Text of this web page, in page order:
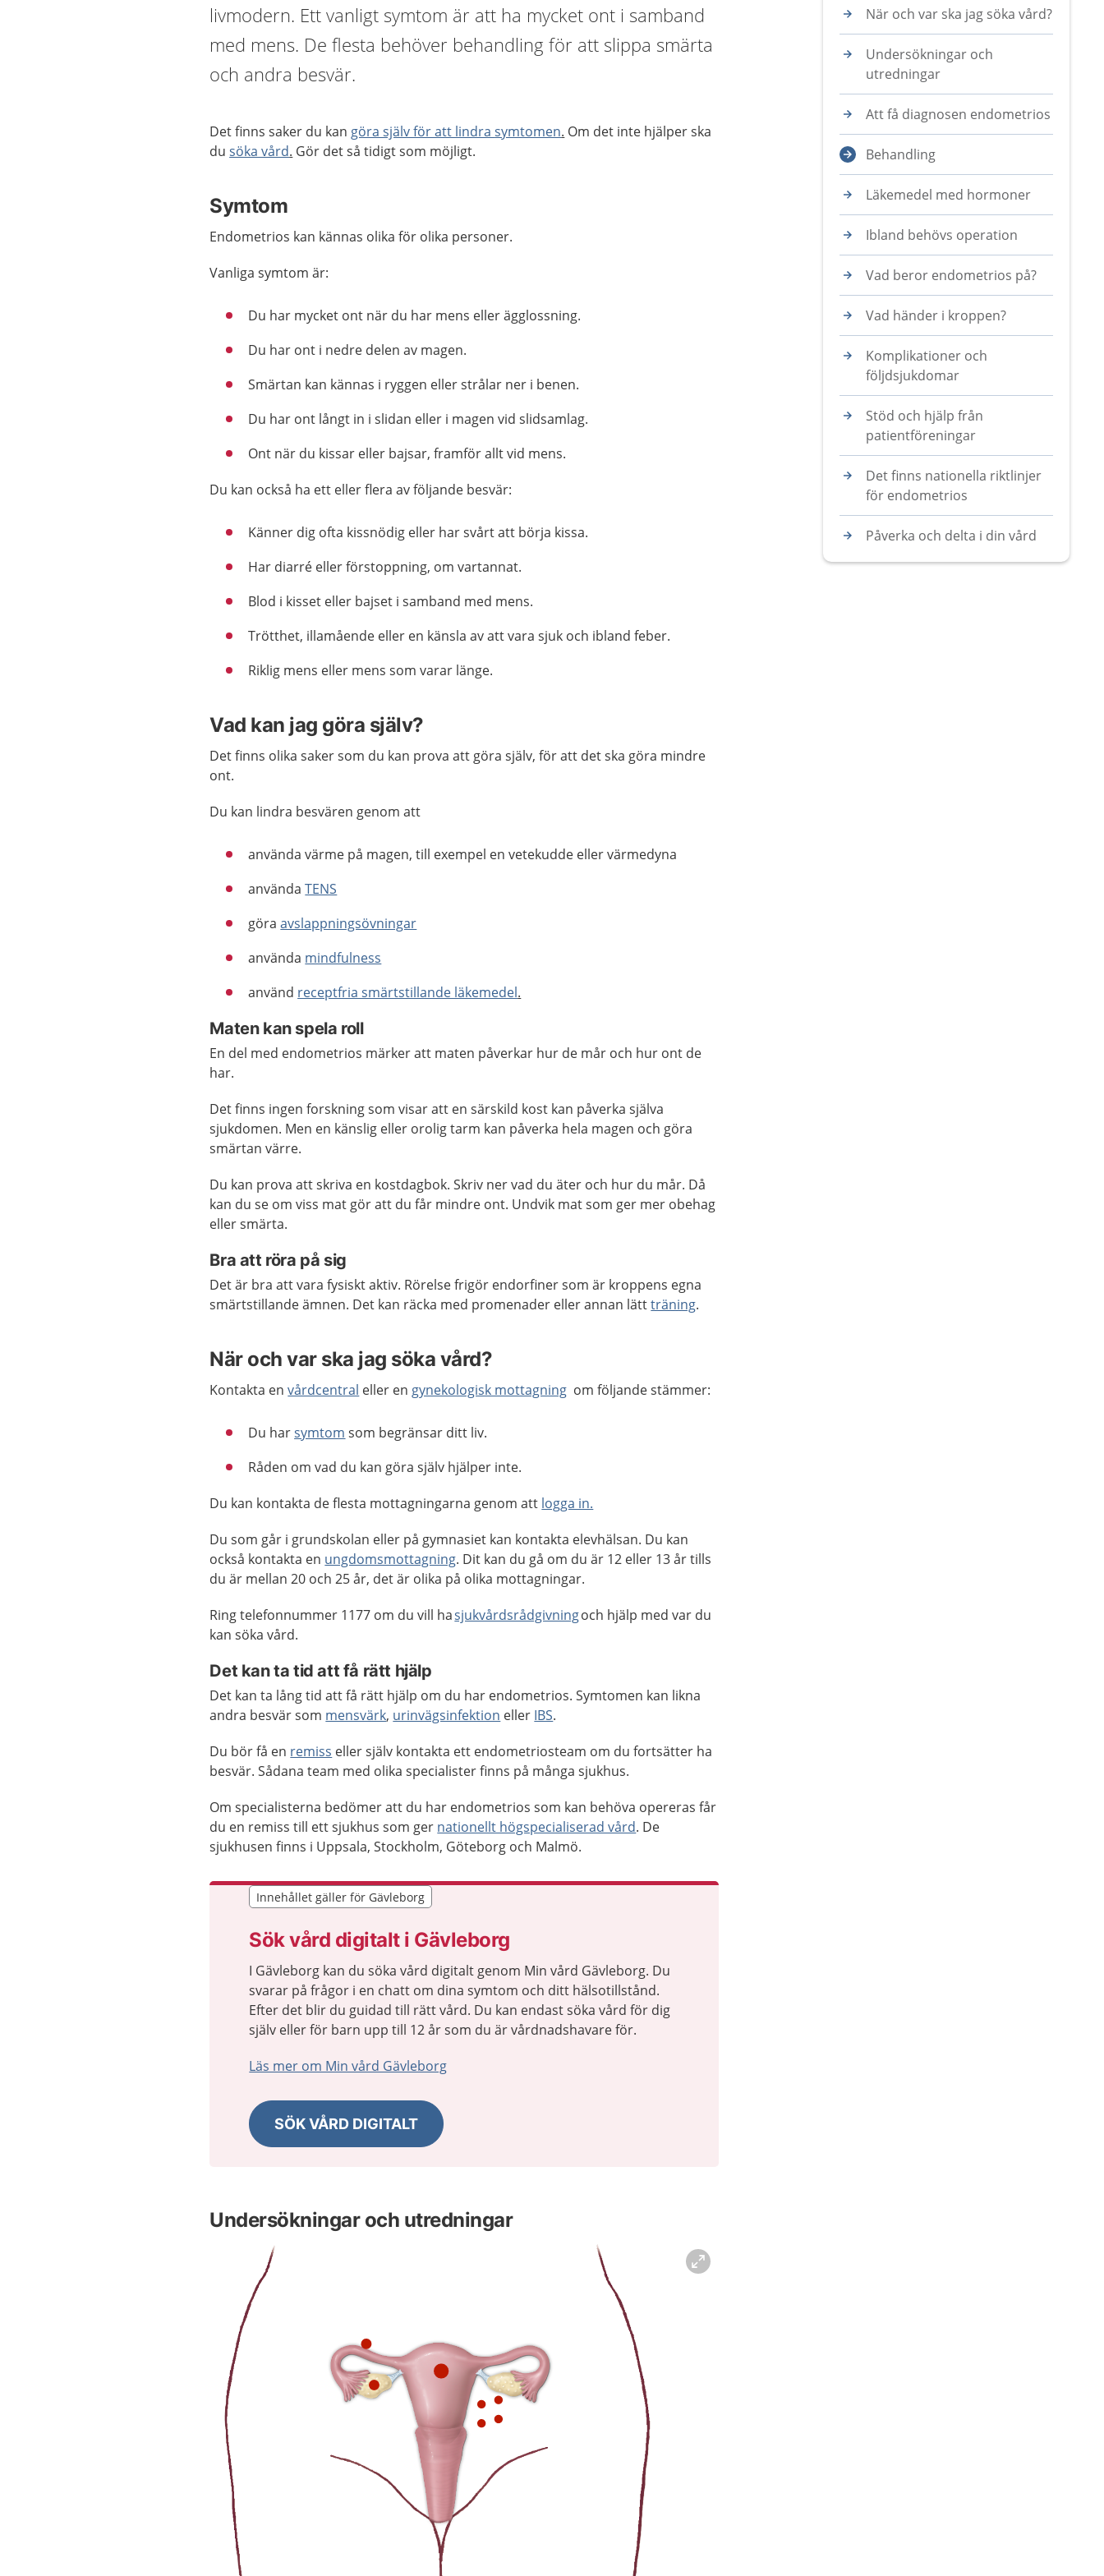
livmodern. Ett vanligt symtom är att ha mycket ont i samband
med mens. De flesta behöver behandling för att slippa smärta
och andra besvär.
Det finns saker du kan göra själv för att lindrasymtomen. Om det inte hjälper ska
dusöka vård. Gör det så tidigt som möjligt.
Symtom
Endometrios kan kännas olika för olika personer.
Vanliga symtom är:
Du har mycket ont när du har mens eller ägglossning.
Du har ont i nedre delen av magen.
Smärtan kan kännas i ryggen eller strålar ner i benen.
Du har ont långt in i slidan eller i magen vid slidsamlag.
Ont när du kissar eller bajsar, framför allt vid mens.
Du kan också ha ett eller flera av följande besvär:
Känner dig ofta kissnödig eller har svårt att börja kissa.
Har diarré eller förstoppning, om vartannat.
Blod i kisset eller bajset i samband med mens.
Trötthet, illamående eller en känsla av att vara sjuk och ibland feber.
Riklig mens eller mens som varar länge.
Vad kan jag göra själv?
Det finns olika saker som du kan prova att göra själv, för att det ska göra mindre
ont.
Du kan lindra besvären genom att
använda värme på magen, till exempel en vetekudde eller värmedyna
användaTENS
göraavslappningsövningar
använda mindfulness
använd receptfria smärtstillande läkemedel.
Maten kan spela roll
En del med endometrios märker att maten påverkar hur de mår och hur ont de
har.
Det finns ingen forskning som visar att en särskild kost kan påverka själva
sjukdomen. Men en känslig eller orolig tarm kan påverka hela magen och göra
smärtan värre.
Du kan prova att skriva en kostdagbok. Skriv ner vad du äter och hur du mår. Då
kan du se om viss mat gör att du får mindre ont. Undvik mat som ger mer obehag
eller smärta.
Bra att röra på sig
Det är bra att vara fysiskt aktiv. Rörelse frigör endorfiner som är kroppens egna
smärtstillande ämnen. Det kan räcka med promenader eller annan lättträning.
När och var ska jag söka vård?
Kontakta envårdcentral eller en gynekologisk mottagning om följande stämmer:
Du harsymtom som begränsar ditt liv.
Råden om vad du kan göra själv hjälper inte.
Du kan kontakta de flesta mottagningarna genom att logga in.
Du som går i grundskolan eller på gymnasiet kan kontakta elevhälsan. Du kan
också kontakta en ungdomsmottagning. Dit kan du gå om du är 12 eller 13 år tills
du är mellan 20 och 25 år, det är olika på olika mottagningar.
Ring telefonnummer 1177 om du vill hasjukvårdsrådgivningoch hjälp med var du
kan söka vård.
Det kan ta tid att få rätt hjälp
Det kan ta lång tid att få rätt hjälp om du har endometrios. Symtomen kan likna
andra besvär som mensvärk, urinvägsinfektion eller IBS.
Du bör få en remiss eller själv kontakta ett endometriosteam om du fortsätter ha
besvär. Sådana team med olika specialister finns på många sjukhus.
Om specialisterna bedömer att du har endometrios som kan behöva opereras får
du en remiss till ett sjukhus som ger nationellt högspecialiserad vård. De
sjukhusen finns i Uppsala, Stockholm, Göteborg och Malmö.
Innehållet gäller för Gävleborg
Innehållet gäller för Gävleborg
Sök vård digitalt i Gävleborg
I Gävleborg kan du söka vård digitalt genom Min vård Gävleborg. Du
svarar på frågor i en chatt om dina symtom och ditt hälsotillstånd.
Efter det blir du guidad till rätt vård. Du kan endast söka vård för dig
själv eller för barn upp till 12 år som du är vårdnadshavare för.
Läs mer om Min vård Gävleborg
SÖK VÅRD DIGITALT
Undersökningar och utredningar
När och var ska jag söka vård?
Undersökningar och
utredningar
Att få diagnosen endometrios
Behandling
Läkemedel med hormoner
Ibland behövs operation
Vad beror endometrios på?
Vad händer i kroppen?
Komplikationer och
följdsjukdomar
Stöd och hjälp från
patientföreningar
Det finns nationella riktlinjer
för endometrios
Påverka och delta i din vård